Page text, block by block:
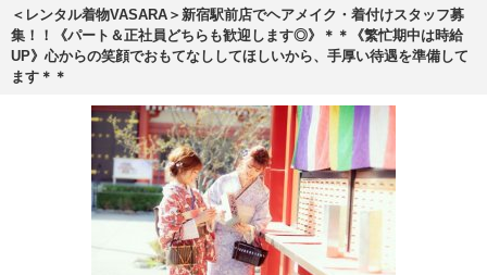
＜レンタル着物VASARA＞新宿駅前店でヘアメイク・着付けスタッフ募
集！！《パート＆正社員どちらも歓迎します◎》＊＊《繁忙期中は時給
UP》心からの笑顔でおもてなししてほしいから、手厚い待遇を準備して
ます＊＊